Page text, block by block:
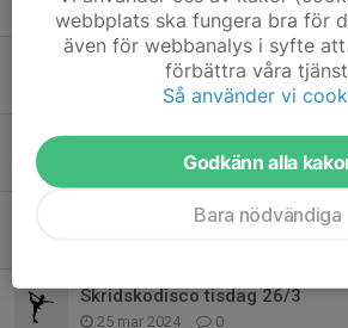
12 jan 2025
Show bakar!
4 jan 2025 0
Ingen träning under höstlovet!
0
Höstterminen start 2024
Skridskodisco tisdag 26/3
25 mar 2024 0
webbplats ska fungera bra för
även för webbanalys i syfte
förbättra våra
Så använder vi
Godkänn alla
Bara nödvändiga